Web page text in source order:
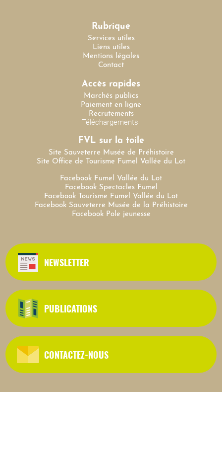
Rubrique
Services utiles
Liens utiles
Mentions légales
Contact
Accès rapides
Marchés publics
Paiement en ligne
Recrutements
Téléchargements
FVL sur la toile
Site Sauveterre Musée de Préhistoire
Site Office de Tourisme Fumel Vallée du Lot
Facebook Fumel Vallée du Lot
Facebook Spectacles Fumel
Facebook Tourisme Fumel Vallée du Lot
Facebook Sauveterre Musée de la Préhistoire
Facebook Pole jeunesse
NEWSLETTER
PUBLICATIONS
CONTACTEZ-NOUS